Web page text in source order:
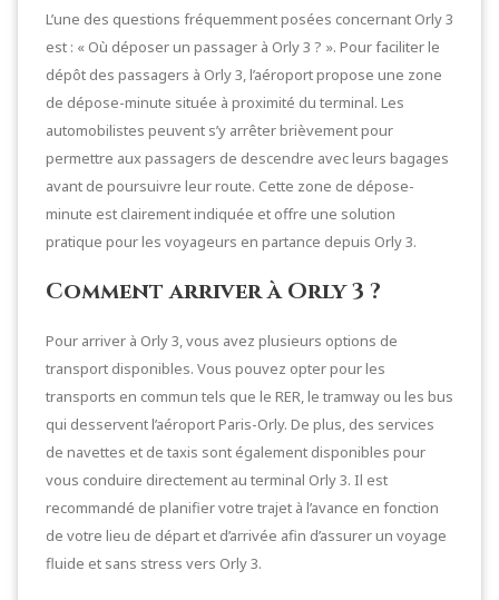
L’une des questions fréquemment posées concernant Orly 3
est : « Où déposer un passager à Orly 3 ? ». Pour faciliter le
dépôt des passagers à Orly 3, l’aéroport propose une zone
de dépose-minute située à proximité du terminal. Les
automobilistes peuvent s’y arrêter brièvement pour
permettre aux passagers de descendre avec leurs bagages
avant de poursuivre leur route. Cette zone de dépose-
minute est clairement indiquée et offre une solution
pratique pour les voyageurs en partance depuis Orly 3.
Comment arriver à Orly 3 ?
Pour arriver à Orly 3, vous avez plusieurs options de
transport disponibles. Vous pouvez opter pour les
transports en commun tels que le RER, le tramway ou les bus
qui desservent l’aéroport Paris-Orly. De plus, des services
de navettes et de taxis sont également disponibles pour
vous conduire directement au terminal Orly 3. Il est
recommandé de planifier votre trajet à l’avance en fonction
de votre lieu de départ et d’arrivée afin d’assurer un voyage
fluide et sans stress vers Orly 3.